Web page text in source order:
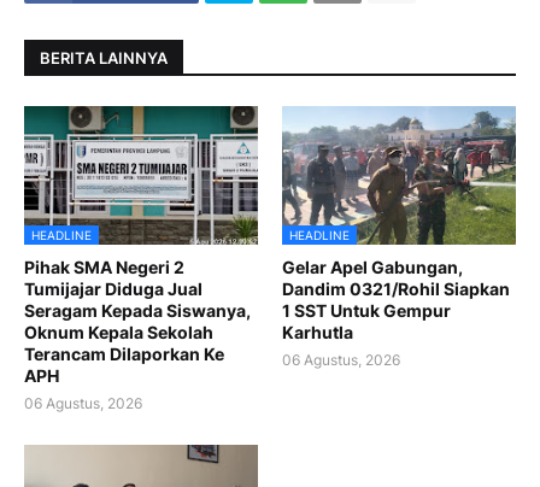
BERITA LAINNYA
HEADLINE
Pihak SMA Negeri 2
Tumijajar Diduga Jual
Seragam Kepada Siswanya,
Oknum Kepala Sekolah
Terancam Dilaporkan Ke
APH
06 Agustus, 2026
HEADLINE
Gelar Apel Gabungan,
Dandim 0321/Rohil Siapkan
1 SST Untuk Gempur
Karhutla
06 Agustus, 2026